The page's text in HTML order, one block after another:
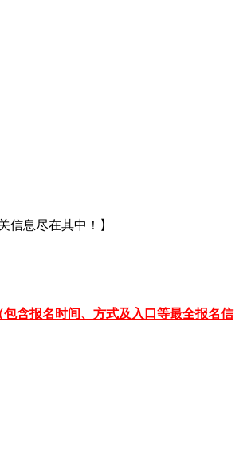
信息尽在其中！】
含报名时间、方式及入口等最全报名信